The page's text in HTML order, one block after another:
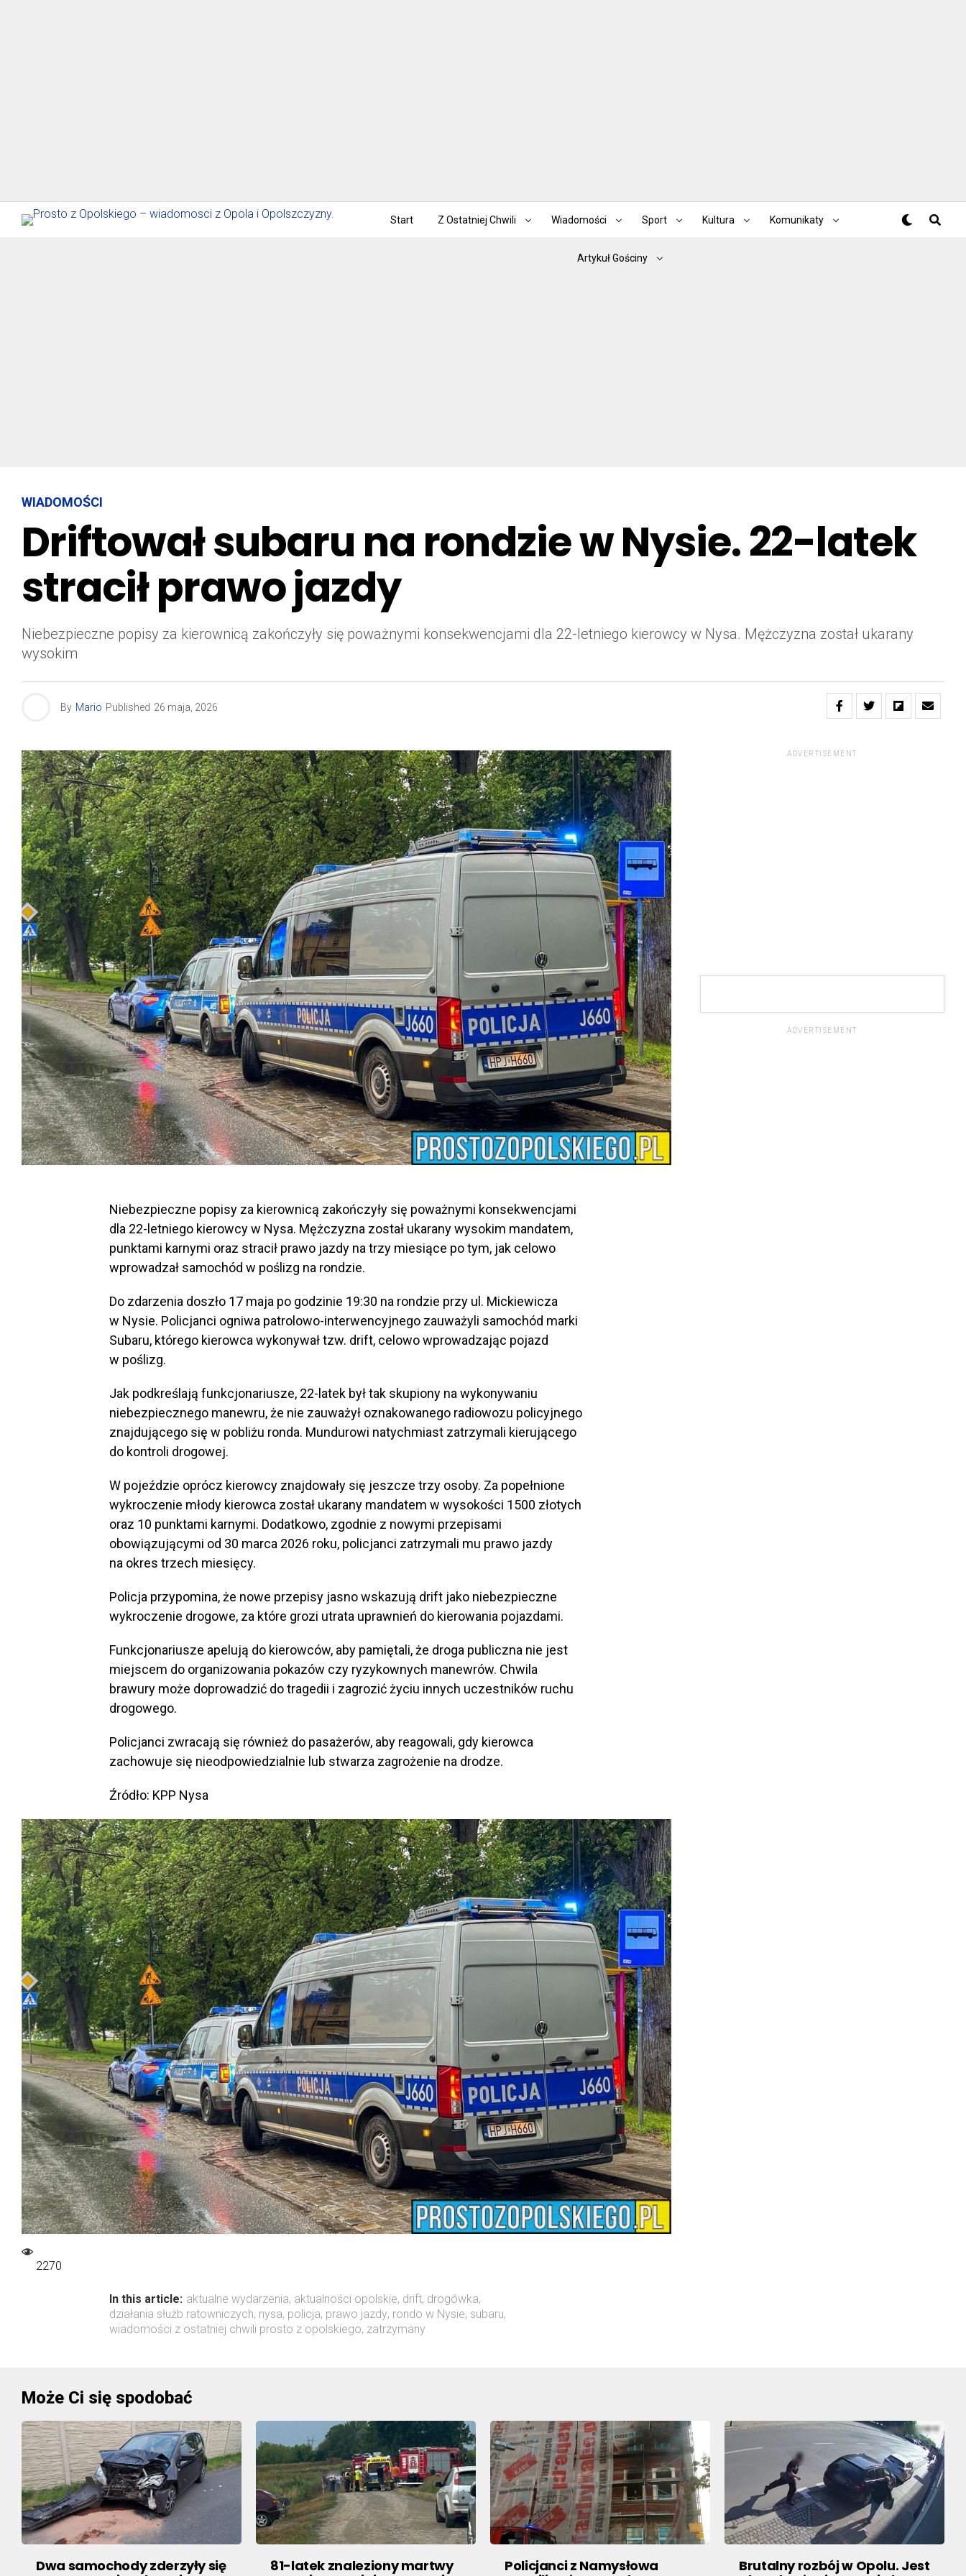
Start Z Ostatniej Chwili Wiadomości Sport Kultura Komunikaty
Artykuł Gościny
WIADOMOŚCI
Driftował subaru na rondzie w Nysie. 22-latek
stracił prawo jazdy
Niebezpieczne popisy za kierownicą zakończyły się poważnymi konsekwencjami dla 22-letniego kierowcy w Nysa. Mężczyzna został ukarany
wysokim
By Mario Published 26 maja, 2026
Niebezpieczne popisy za kierownicą zakończyły się poważnymi konsekwencjami
dla 22-letniego kierowcy w Nysa. Mężczyzna został ukarany wysokim mandatem,
punktami karnymi oraz stracił prawo jazdy na trzy miesiące po tym, jak celowo
wprowadzał samochód w poślizg na rondzie.
Do zdarzenia doszło 17 maja po godzinie 19:30 na rondzie przy ul. Mickiewicza
w Nysie. Policjanci ogniwa patrolowo-interwencyjnego zauważyli samochód marki
Subaru, którego kierowca wykonywał tzw. drift, celowo wprowadzając pojazd
w poślizg.
Jak podkreślają funkcjonariusze, 22-latek był tak skupiony na wykonywaniu
niebezpiecznego manewru, że nie zauważył oznakowanego radiowozu policyjnego
znajdującego się w pobliżu ronda. Mundurowi natychmiast zatrzymali kierującego
do kontroli drogowej.
W pojeździe oprócz kierowcy znajdowały się jeszcze trzy osoby. Za popełnione
wykroczenie młody kierowca został ukarany mandatem w wysokości 1500 złotych
oraz 10 punktami karnymi. Dodatkowo, zgodnie z nowymi przepisami
obowiązującymi od 30 marca 2026 roku, policjanci zatrzymali mu prawo jazdy
na okres trzech miesięcy.
Policja przypomina, że nowe przepisy jasno wskazują drift jako niebezpieczne
wykroczenie drogowe, za które grozi utrata uprawnień do kierowania pojazdami.
Funkcjonariusze apelują do kierowców, aby pamiętali, że droga publiczna nie jest
miejscem do organizowania pokazów czy ryzykownych manewrów. Chwila
brawury może doprowadzić do tragedii i zagrozić życiu innych uczestników ruchu
drogowego.
Policjanci zwracają się również do pasażerów, aby reagowali, gdy kierowca
zachowuje się nieodpowiedzialnie lub stwarza zagrożenie na drodze.
Źródło: KPP Nysa
2270
In this article: aktualne wydarzenia, aktualności opolskie, drift, drogówka,
działania służb ratowniczych, nysa, policja, prawo jazdy, rondo w Nysie, subaru,
wiadomości z ostatniej chwili prosto z opolskiego, zatrzymany
ADVERTISEMENT
ADVERTISEMENT
Może Ci się spodobać
Dwa samochody zderzyły się
81-latek znaleziony martwy
Policjanci z Namysłowa
Brutalny rozbój w Opolu. Jest